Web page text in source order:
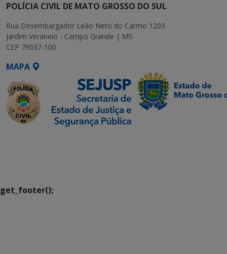
POLÍCIA CIVIL DE MATO GROSSO DO SUL
Rua Desembargador Leão Neto do Carmo 1203
Jardim Veraneio - Campo Grande | MS
CEP 79037-100
MAPA
get_footer();